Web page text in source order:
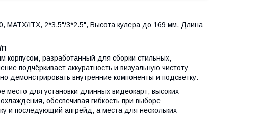
MATX/ITX, 2*3.5"/3*2.5", Высота кулера до 169 мм, Длина
П
корпусом, разработанный для сборки стильных,
подчёркивает аккуратность и визуальную чистоту
демонстрировать внутренние компоненты и подсветку.
место для установки длинных видеокарт, высоких
обеспечивая гибкость при выборе
и последующий апгрейд, а места для нескольких